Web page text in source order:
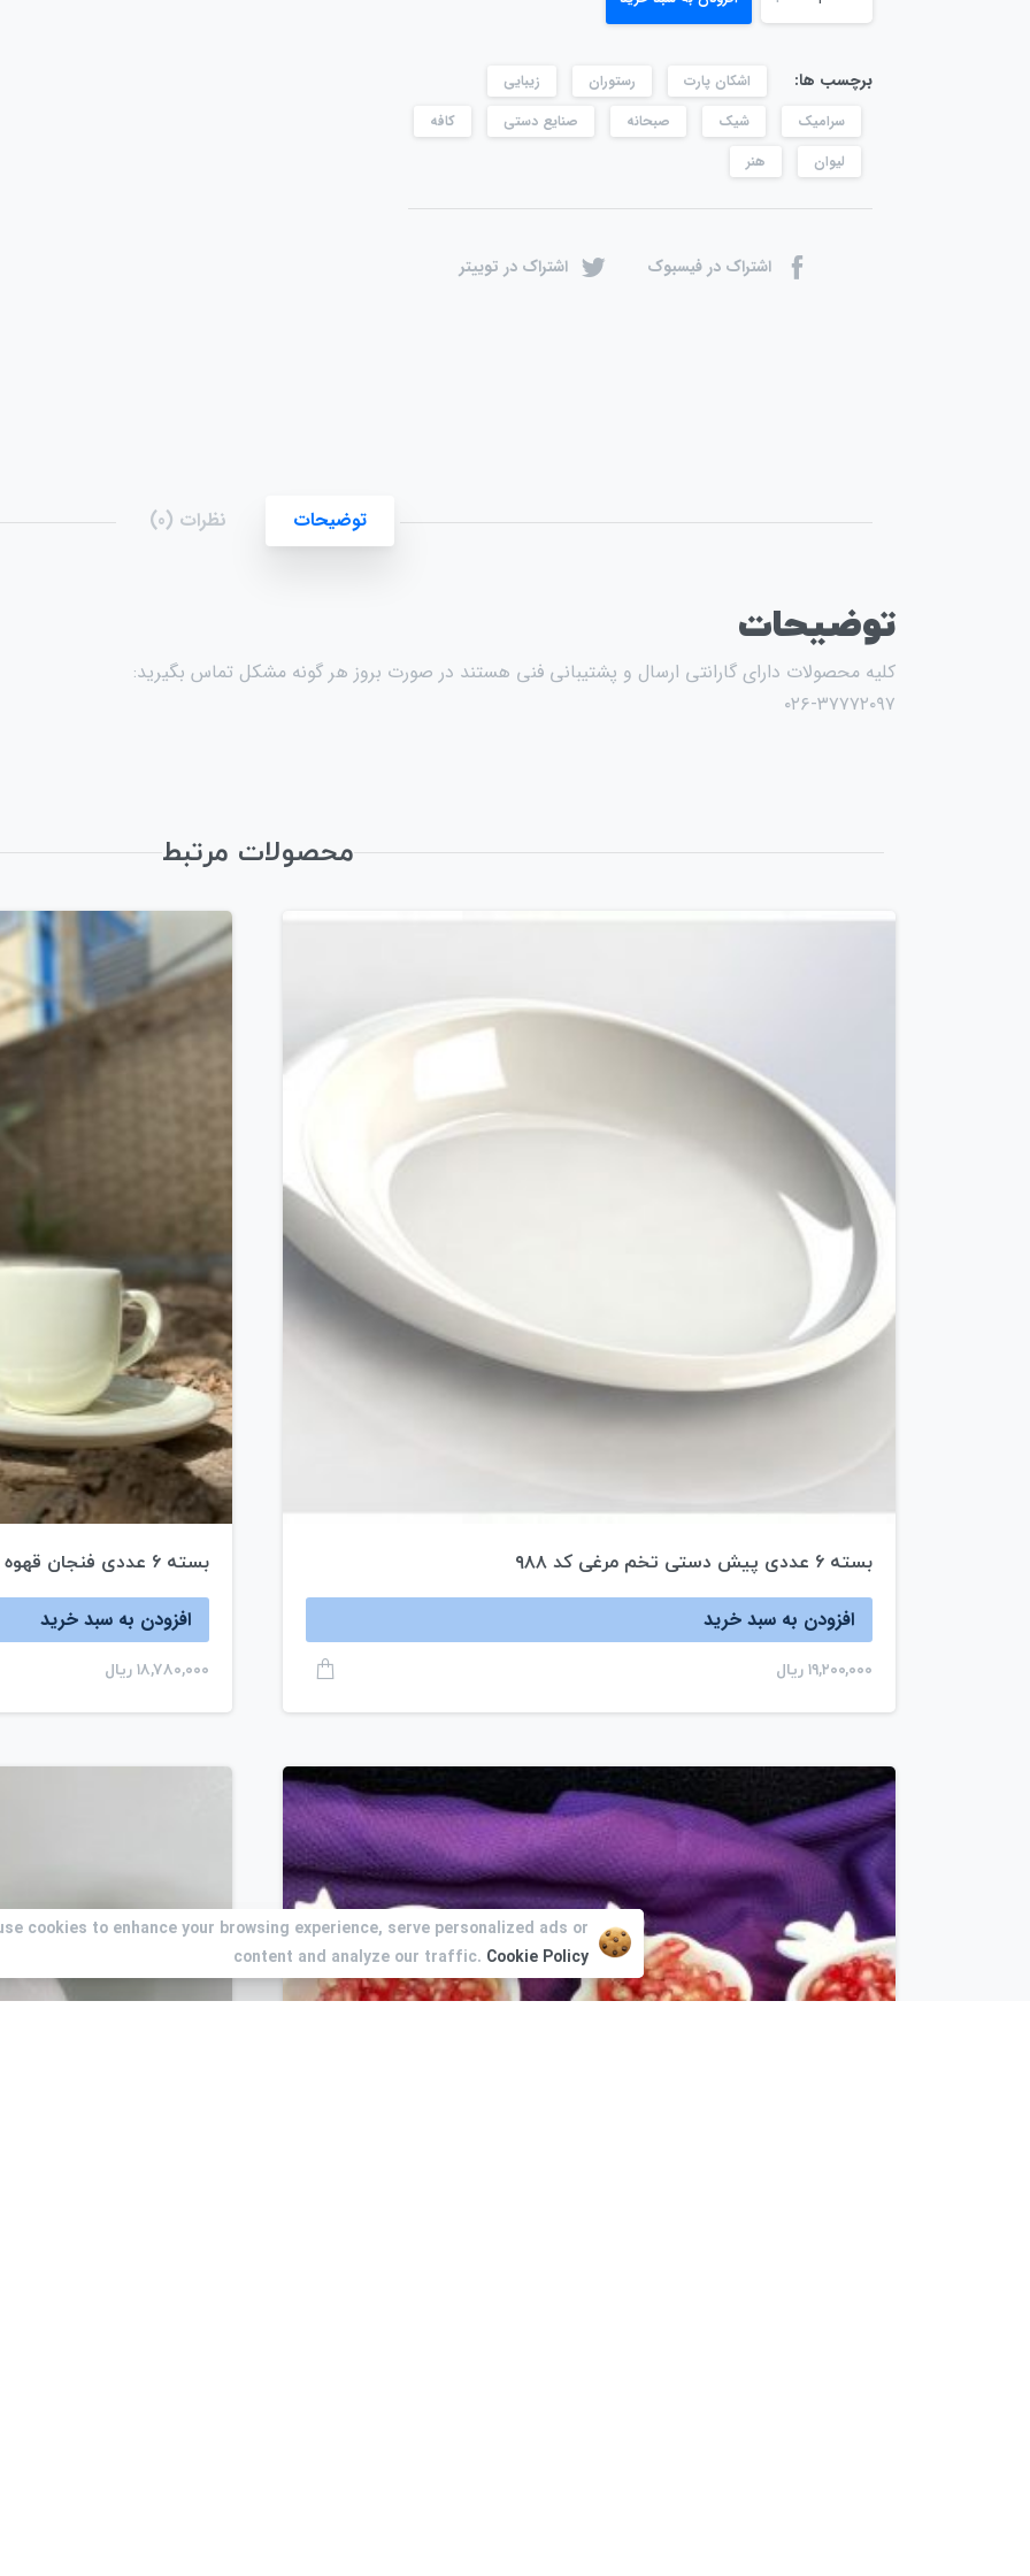
برچسب ها: اشکان پارت رستوران
زیبایی
سرامیک
شیک صبحانه صنایع دستی
کافه
لیوان
هنر
اشتراک در فیسبوک اشتراک در توییتر
توضیحات نظرات (0)
توضیحات
کلیه محصولات دارای گارانتی ارسال و پشتیبانی فنی هستند در صورت بروز هر گونه مشکل تماس بگیرید:
۰۲۶-۳۷۷۷۲۰۹۷
محصولات مرتبط
بسته ۶ عددی فنجان قهوه خوری کد ۱۲۲۴
افزودن به سبد خرید
۱۸,۷۸۰,۰۰۰ ریال
بسته ۶ عددی پیش دستی تخم مرغی کد ۹۸۸
افزودن به سبد خرید
۱۹,۲۰۰,۰۰۰ ریال
cookies to enhance your browsing experience, serve personalized ads or
content and analyze our traffic. Cookie Policy
cookies to enhance your browsing experience, serve personalized ads or
content and analyze our traffic. Cookie Policy